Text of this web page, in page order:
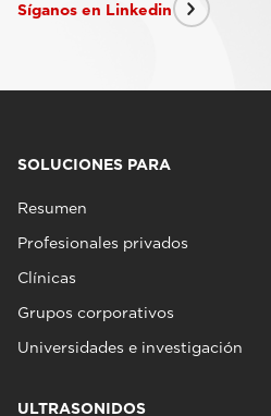
Síganos en Linkedin
SOLUCIONES PARA
Resumen
Profesionales privados
Clínicas
Grupos corporativos
Universidades e investigación
ULTRASONIDOS